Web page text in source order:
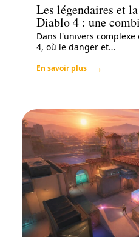
Les légendaires et
Diablo 4 : une
Dans l'univers
4, où le danger et…
En savoir plus
Loisirs